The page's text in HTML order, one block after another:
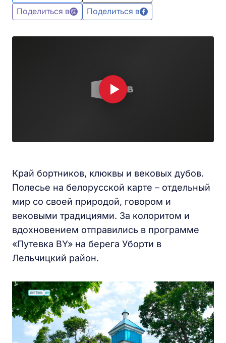
Поделиться в
Поделиться в
Край бортников, клюквы и вековых дубов.
Полесье на белорусской карте – отдельный
мир со своей природой, говором и
вековыми традициями. За колоритом и
вдохновением отправились в программе
«Путевка BY» на берега Уборти в
Лельчицкий район.